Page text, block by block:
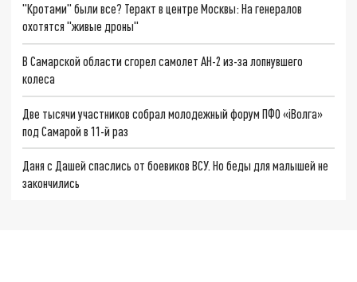
"Кротами" были все? Теракт в центре Москвы: На генералов
охотятся "живые дроны"
В Самарской области сгорел самолет АН-2 из-за лопнувшего
колеса
Две тысячи участников собрал молодежный форум ПФО «iВолга»
под Самарой в 11-й раз
Даня с Дашей спаслись от боевиков ВСУ. Но беды для малышей не
закончились